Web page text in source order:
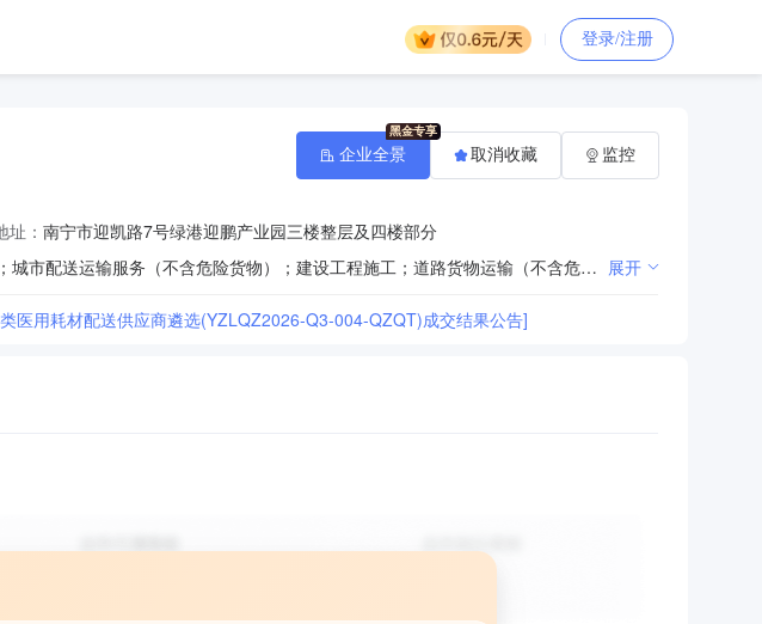
登录/注册
址： 南宁市迎凯路7号绿港迎鹏产业园三楼整层及四楼部分
许可项目：第三类医疗器械经营；危险化学品经营；Ⅱ、Ⅲ类射线装置销售；城市配送运输服务（不含危险货物）；建设工程施工；道路货物运输（不含危险货物）；药品批发（依法须经批准的项目，经相关部门批准后方可开展经营活动，具体经营项目以相关部门批准文件或许可证件为准）一般项目：货物进出口；技术进出口；第一类医疗器械销售；第二类医疗器械销售；日用百货销售；家用电器销售；个人卫生用品销售；消毒剂销售（不含危险化学品）；卫生用品和一次性使用医疗用品销售；实验分析仪器销售；教学专用仪器销售；机械设备销售；电气设备销售；仪器仪表销售；办公用品销售；办公设备销售；电子产品销售；电子元器件批发；计算机软硬件及辅助设备批发；通信设备销售；电力电子元器件销售；安防设备销售；机械电气设备销售；农副产品销售；汽车销售；软件开发；普通货物仓储服务（不含危险化学品等需许可审批的项目）；技术服务、技术开发、技术咨询、技术交流、技术转让、技术推广；安全技术防范系统设计施工服务；智能控制系统集成；计算机系统服务；机械设备租赁；租赁服务（不含许可类租赁服务）；健康咨询服务（不含诊疗服务）；会议及展览服务；专用设备修理；非居住房地产租赁；信息咨询服务（不含许可类信息咨询服务）；环境保护专用设备销售（除依法须经批准的项目外，凭营业执照依法自主开展经营活动） 展开
医用耗材配送供应商遴选(YZLQZ2026-Q3-004-QZQT)成交结果公告]
企业全景 取消收藏 监控